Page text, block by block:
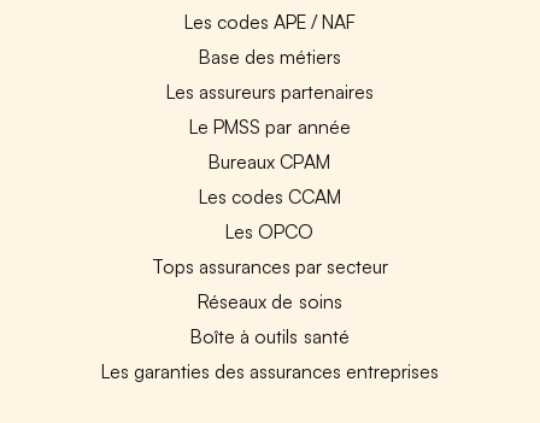
Les codes APE / NAF
Base des métiers
Les assureurs partenaires
Le PMSS par année
Bureaux CPAM
Les codes CCAM
Les OPCO
Tops assurances par secteur
Réseaux de soins
Boîte à outils santé
Les garanties des assurances entreprises